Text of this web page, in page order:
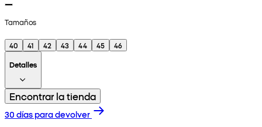
Tamaños
40 41 42 43 44 45
46
Detalles
Encontrar la tienda
30 días para devolver